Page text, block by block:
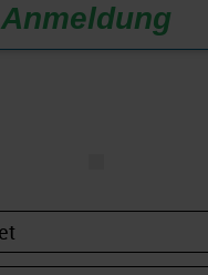
Anmeldung